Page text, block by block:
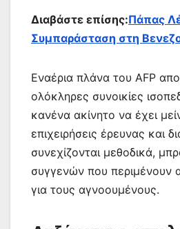
Διαβάστε επίσης:Πάπας
Συμπαράσταση στη
Εναέρια πλάνα του AFP
ολόκληρες συνοικίες
κανένα ακίνητο να έχει
επιχειρήσεις έρευνας και
συνεχίζονται μεθοδικά,
συγγενών που περιμένουν
για τους αγνοουμένους.